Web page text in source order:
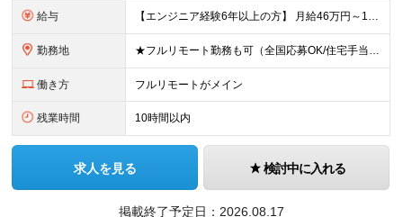
給与 【エンジニア経験6年以上の方】 月給46万円～100万円（固定残業代含む） ※上記月給には月30時間分の固定残業代（月8万7,400円～月19万円）を含む。超過分は全額支給。 【エンジニア経験4年以
勤務地 ★フルリモート勤務も可（全国応募OK/住宅手当を支給します） ※案件によって常駐が必要になる場合があります。 ※希望がない限り、転勤はありません ※U・Iターン歓迎 ★ルトラの社員は全国各地で活躍中
働き方 フルリモートがメイン
残業時間 10時間以内
求人を見る 検討中に入れる
掲載終了予定日： 2026.08.17